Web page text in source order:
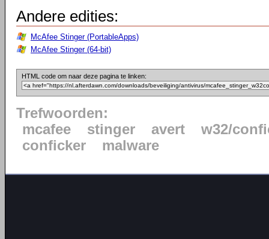
Andere edities:
McAfee Stinger (PortableApps)
McAfee Stinger (64-bit)
HTML code om naar deze pagina te linken:
Trefwoorden:
mcafee
stinger avert
w32/
conficker
malware